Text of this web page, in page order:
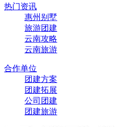
热门资讯
惠州别墅
旅游团建
云南攻略
云南旅游
合作单位
团建方案
团建拓展
公司团建
团建旅游